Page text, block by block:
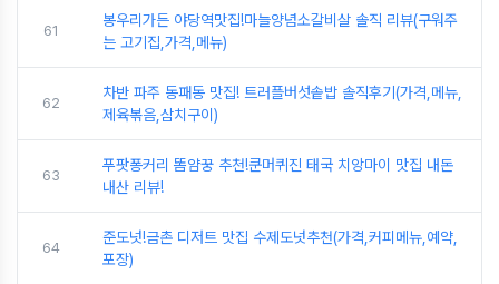
61
봉우리가든 야당역맛집!마늘양념소갈비살 솔직 리뷰(구워주
는 고기집,가격,메뉴)
62
차반 파주 동패동 맛집! 트러플버섯솥밥 솔직후기(가격,메뉴,
제육볶음,삼치구이)
63
푸팟퐁커리 똠얌꿍 추천!쿤머퀴진 태국 치앙마이 맛집 내돈
내산 리뷰!
64
준도넛!금촌 디저트 맛집 수제도넛추천(가격,커피메뉴,예약,
포장)